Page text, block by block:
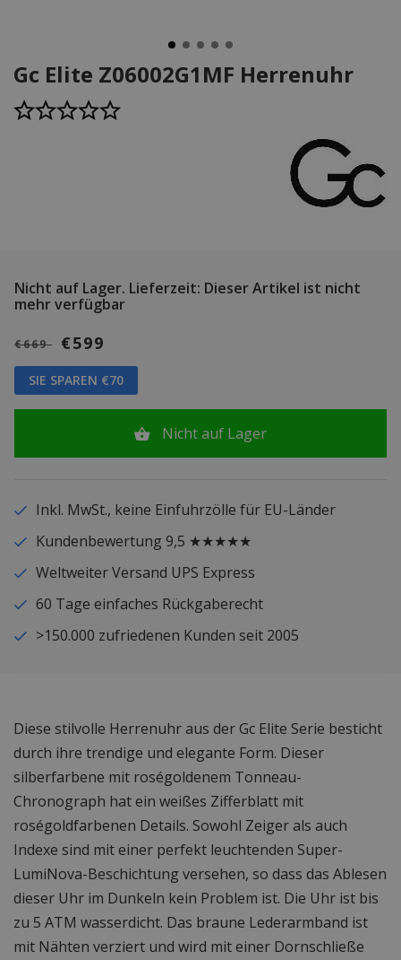
Gc Elite Z06002G1MF Herrenuhr
Nicht auf Lager. Lieferzeit: Dieser Artikel ist nicht
mehr verfügbar
€669 €599
SIE SPAREN €70
Nicht auf Lager
Inkl. MwSt., keine Einfuhrzölle für EU-Länder
Kundenbewertung 9,5 ★★★★★
Weltweiter Versand UPS Express
60 Tage einfaches Rückgaberecht
>150.000 zufriedenen Kunden seit 2005
Diese stilvolle Herrenuhr aus der Gc Elite Serie besticht
durch ihre trendige und elegante Form. Dieser
silberfarbene mit roségoldenem Tonneau-
Chronograph hat ein weißes Zifferblatt mit
roségoldfarbenen Details. Sowohl Zeiger als auch
Indexe sind mit einer perfekt leuchtenden Super-
LumiNova-Beschichtung versehen, so dass das Ablesen
dieser Uhr im Dunkeln kein Problem ist. Die Uhr ist bis
zu 5 ATM wasserdicht. Das braune Lederarmband ist
mit Nähten verziert und wird mit einer Dornschließe